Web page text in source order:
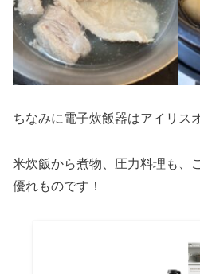
ちなみに電子炊飯器はアイリス
米炊飯から煮物、圧力料理も、
優れものです！